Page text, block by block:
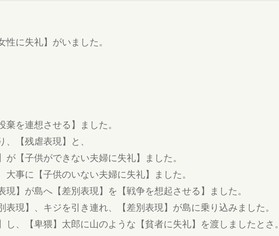
に失礼】がいました。
を連想させる】ました。
、【残虐表現】と、
が【子供ができない夫婦に失礼】ました。
事に【子供のいない夫婦に失礼】ました。
】が島へ【差別表現】を【戦争を想起させる】ました。
表現】、キジを引き連れ、【差別表現】が島に乗り込みました。
し、【卑猥】太郎に山のような【貧者に失礼】を渡しましたとさ。